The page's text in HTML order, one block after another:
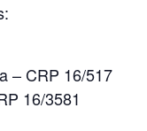
– CRP 16/517
16/3581